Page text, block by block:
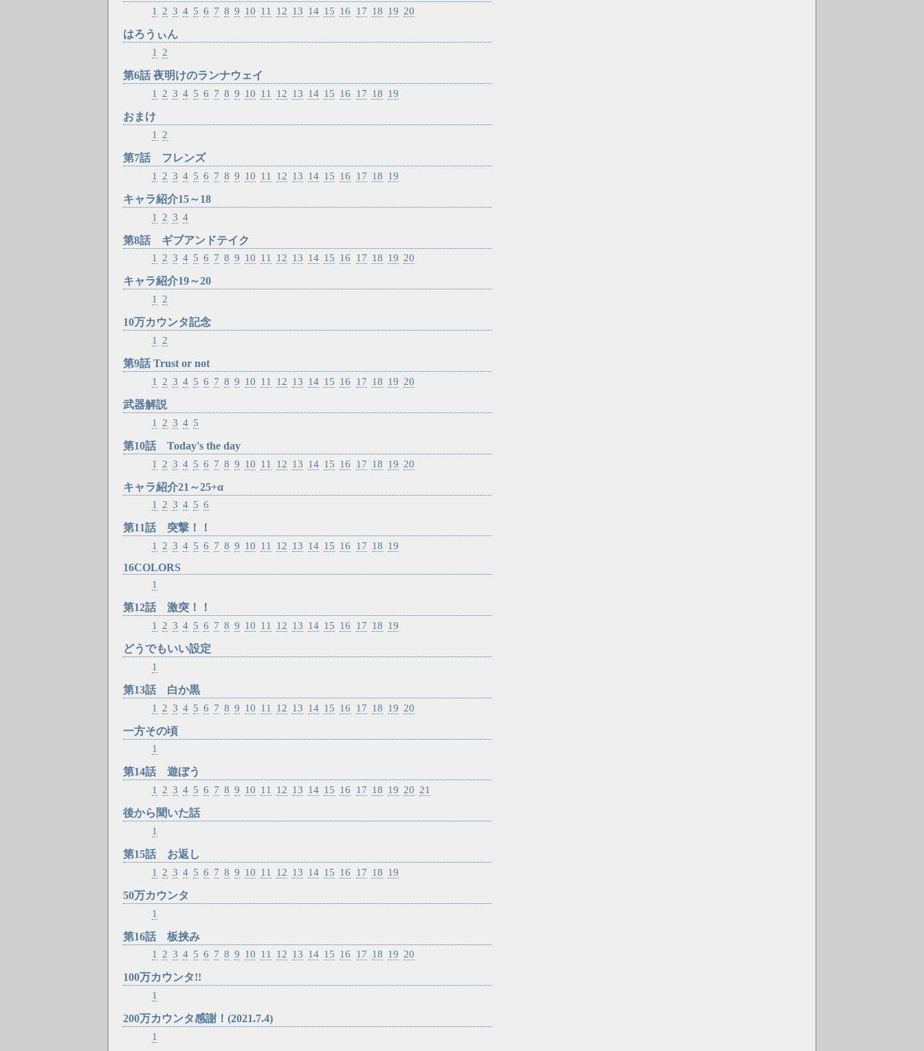
1 2 3 4 5 6 7 8 9 10 11 12 13 14 15 16 17 18 19 20
はろうぃん
1
2
第6話 夜明けのランナウェイ
1
2 3 4 5 6 7 8 9 10 11 12 13 14 15 16 17 18 19
おまけ
1
2
第7話 フレンズ
1
2 3 4 5 6 7 8 9 10 11 12 13 14 15 16 17 18 19
キャラ紹介15～18
1
2 3 4
第8話 ギブアンドテイク
1 2 3 4 5 6 7 8 9 10 11 12 13 14 15 16 17 18 19 20
キャラ紹介19～20
1
2
10万カウンタ記念
1
2
第9話 Trust or not
1
2 3 4 5 6 7 8 9 10 11 12 13 14 15 16 17 18 19 20
武器解説
1
2 3 4 5
第10話 Today's the day
1
2 3 4 5 6 7 8 9 10 11 12 13 14 15 16 17 18 19 20
キャラ紹介21～25+α
1
2 3 4 5 6
第11話 突撃！！
1
2 3 4 5 6 7 8 9 10 11 12 13 14 15 16 17 18 19
16COLORS
1
第12話 激突！！
1
2 3 4 5 6 7 8 9 10 11 12 13 14 15 16 17 18 19
どうでもいい設定
1
第13話 白か黒
1
2 3 4 5 6 7 8 9 10 11 12 13 14 15 16 17 18 19 20
一方その頃
1
第14話 遊ぼう
1
2 3 4 5 6 7 8 9 10 11 12 13 14 15 16 17 18 19 20 21
後から聞いた話
1
第15話 お返し
1
2 3 4 5 6 7 8 9 10 11 12 13 14 15 16 17 18 19
50万カウンタ
1
第16話 板挟み
1 2 3 4 5 6 7 8 9 10 11 12 13 14 15 16 17 18 19 20
100万カウンタ!!
1
200万カウンタ感謝！(2021.7.4)
1